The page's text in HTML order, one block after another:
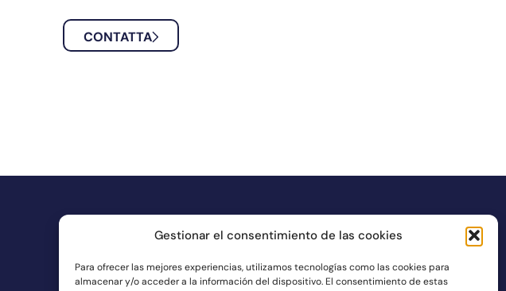
Gestionar el consentimiento de las cookies
Para ofrecer las mejores experiencias, utilizamos tecnologías como las cookies para
almacenar y/o acceder a la información del dispositivo. El consentimiento de estas
CONTATTA
SEGUITECI SUI SOCIAL MEDIA